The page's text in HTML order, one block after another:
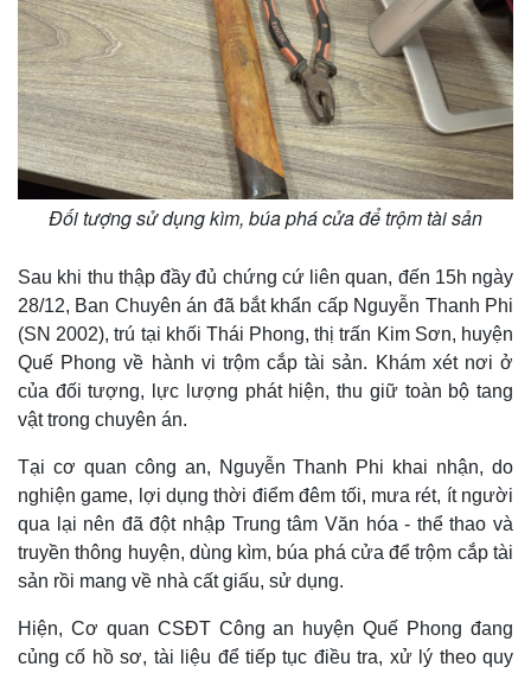
Đối tượng sử dụng kìm, búa phá cửa để trộm tài sản
Sau khi thu thập đầy đủ chứng cứ liên quan, đến 15h ngày
28/12, Ban Chuyên án đã bắt khẩn cấp Nguyễn Thanh Phi
(SN 2002), trú tại khối Thái Phong, thị trấn Kim Sơn, huyện
Quế Phong về hành vi trộm cắp tài sản. Khám xét nơi ở
của đối tượng, lực lượng phát hiện, thu giữ toàn bộ tang
vật trong chuyên án.
Tại cơ quan công an, Nguyễn Thanh Phi khai nhận, do
nghiện game, lợi dụng thời điểm đêm tối, mưa rét, ít người
qua lại nên đã đột nhập Trung tâm Văn hóa - thể thao và
truyền thông huyện, dùng kìm, búa phá cửa để trộm cắp tài
sản rồi mang về nhà cất giấu, sử dụng.
Hiện, Cơ quan CSĐT Công an huyện Quế Phong đang
củng cố hồ sơ, tài liệu để tiếp tục điều tra, xử lý theo quy